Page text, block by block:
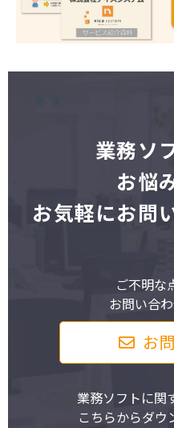
業務ソ
お悩
お気軽にお問
ご不明な
お問い合
お
業務ソフトに関
こちらからダウ